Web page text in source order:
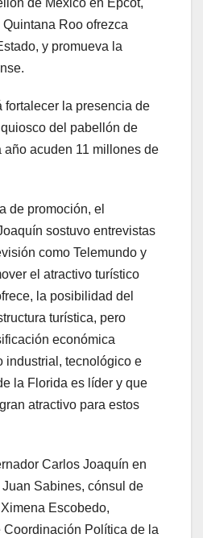
de México en Epcot,
Roo ofrezca
y promueva la
fortalecer la presencia de
del pabellón de
año acuden 11 millones de
de promoción, el
sostuvo entrevistas
como Telemundo y
el atractivo turístico
la posibilidad del
turística, pero
económica
industrial, tecnológico e
la Florida es líder y que
atractivo para estos
Carlos Joaquín en
Sabines, cónsul de
Escobedo,
Coordinación Política de la